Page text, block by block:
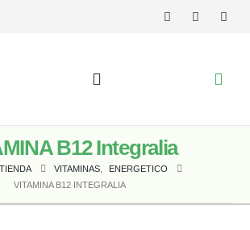
B12 Integralia
TIENDA VITAMINAS,
ENERGETICO
VITAMINA B12 INTEGRALIA